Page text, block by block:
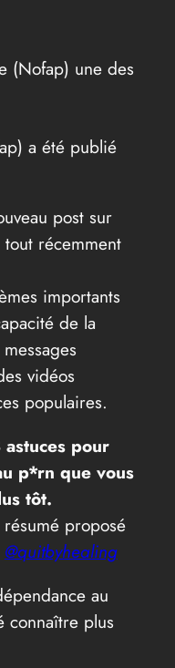
(Nofap) une des
a été publié
post sur
récemment
importants
de la
vidéos
populaires.
astuces pour
p*rn que vous
tôt.
résumé proposé
@quitbyhealing
au
connaître plus